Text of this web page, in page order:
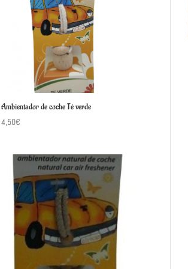
Ambientador de coche Té verde
4,50€